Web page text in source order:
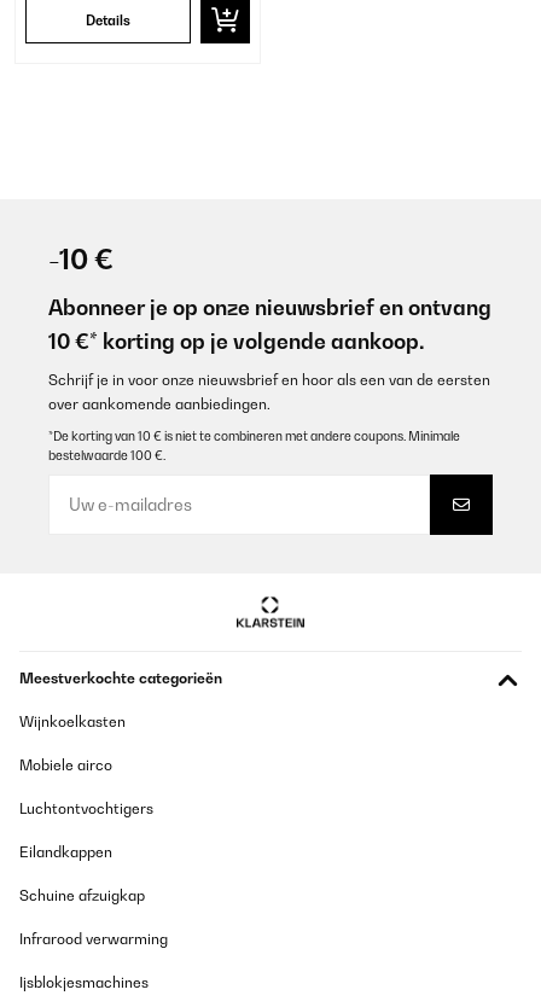
Details
-10 €
Abonneer je op onze nieuwsbrief en ontvang
10 €* korting op je volgende aankoop.
Schrijf je in voor onze nieuwsbrief en hoor als een van de eersten
over aankomende aanbiedingen.
*De korting van 10 € is niet te combineren met andere coupons. Minimale
bestelwaarde 100 €.
Meestverkochte categorieën
Wijnkoelkasten
Mobiele airco
Luchtontvochtigers
Eilandkappen
Schuine afzuigkap
Infrarood verwarming
Ijsblokjesmachines